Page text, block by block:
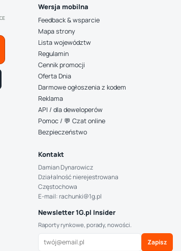
Wersja mobilna
Feedback & wsparcie
Mapa strony
Lista województw
Regulamin
Cennik promocji
Oferta Dnia
Darmowe ogłoszenia z kodem
Reklama
API / dla deweloperów
Pomoc / 💬 Czat online
Bezpieczeństwo
Kontakt
Damian Dynarowicz
Działalność nierejestrowana
Częstochowa
E-mail: rachunki@1g.pl
Newsletter 1G.pl Insider
Raporty rynkowe, porady, nowości.
Zapisz